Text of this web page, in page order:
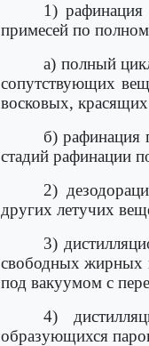
1) рафинация
примесей по
а) полный
сопутствующих
восковых,
б) рафинация
стадий рафинации
2)
других летучих
3)
свободных жирных
под вакуумом с
4)
образующихся